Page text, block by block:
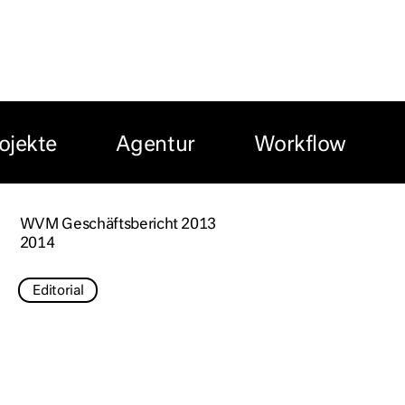
Agentur Workflow
WVM Geschäftsbericht 2013
2014
Editorial